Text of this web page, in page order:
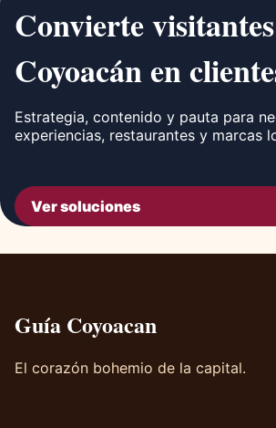
Convierte
Coyoacán en
Estrategia, contenido y pauta para
experiencias, restaurantes y marcas
Ver soluciones
Guía Coyoacan
El corazón bohemio de la capital.